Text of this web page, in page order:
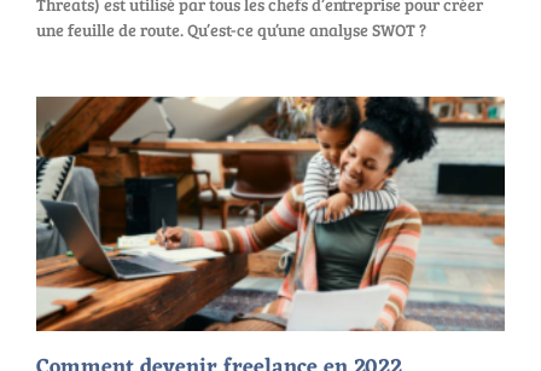
une feuille de route. Qu’est-ce qu’une analyse SWOT ?